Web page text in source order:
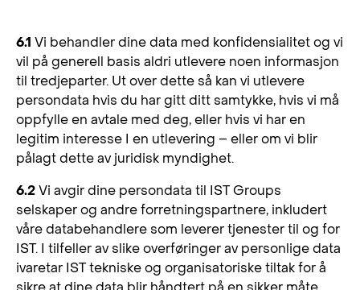
6.1 Vi behandler dine data med konfidensialitet og vi
vil på generell basis aldri utlevere noen informasjon
til tredjeparter. Ut over dette så kan vi utlevere
persondata hvis du har gitt ditt samtykke, hvis vi må
oppfylle en avtale med deg, eller hvis vi har en
legitim interesse I en utlevering – eller om vi blir
pålagt dette av juridisk myndighet.
6.2Vi avgir dine persondata til IST Groups
selskaper og andre forretningspartnere, inkludert
våre databehandlere som leverer tjenester til og for
IST. I tilfeller av slike overføringer av personlige data
ivaretar IST tekniske og organisatoriske tiltak for å